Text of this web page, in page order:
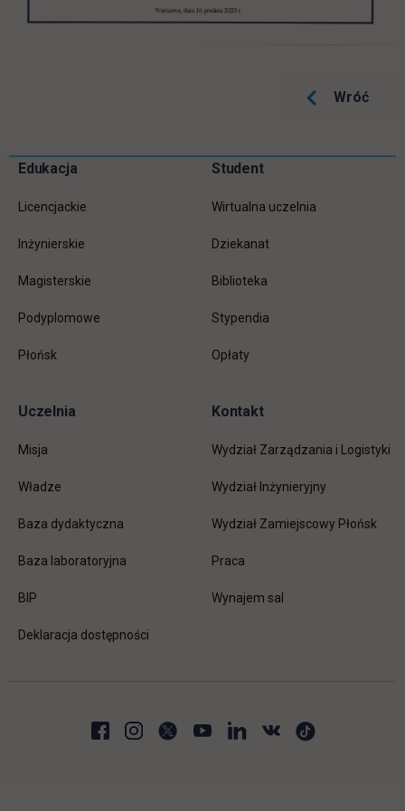
Wróć
Pomiń
Informacje w stopce
Edukacja
Licencjackie
Inżynierskie
Magisterskie
Podyplomowe
Płońsk
Student
Wirtualna uczelnia
Dziekanat
Biblioteka
Stypendia
Opłaty
Uczelnia
Misja
Władze
Baza dydaktyczna
Baza laboratoryjna
BIP
Deklaracja dostępności
Kontakt
Wydział Zarządzania i Logistyki
Wydział Inżynieryjny
Wydział Zamiejscowy Płońsk
Praca
Wynajem sal